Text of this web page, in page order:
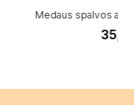
Medaus spalvos